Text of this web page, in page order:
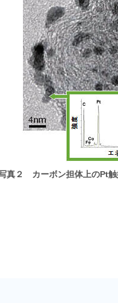
真２ カーボン担体上のPt触